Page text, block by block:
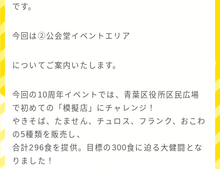
です。
今回は➁公会堂イベントエリア
についてご案内いたします。
今回の10周年イベントでは、青葉区役所区民広場
で初めての「模擬店」にチャレンジ！
やきそば、たません、チュロス、フランク、おこわ
の5種類を販売し、
合計296食を提供。目標の300食に迫る大健闘とな
りました！